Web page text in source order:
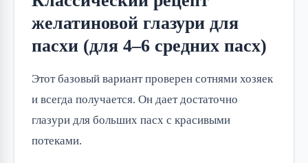
желатиновой глазури для
пасхи (для 4–6 средних пасх)
Этот базовый вариант проверен сотнями хозяек
и всегда получается. Он дает достаточно
глазури для больших пасх с красивыми
потеками.